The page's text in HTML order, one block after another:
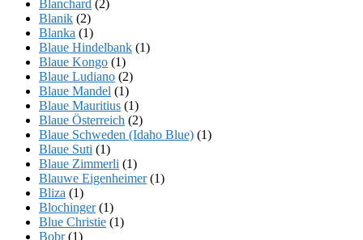
Blanchard (2)
Blanik (2)
Blanka (1)
Blaue Hindelbank (1)
Blaue Kongo (1)
Blaue Ludiano (2)
Blaue Mandel (1)
Blaue Mauritius (1)
Blaue Österreich (2)
Blaue Schweden (Idaho Blue) (1)
Blaue Suti (1)
Blaue Zimmerli (1)
Blauwe Eigenheimer(1)
Bliza (1)
Blochinger(1)
Blue Christie (1)
Bobr(1)